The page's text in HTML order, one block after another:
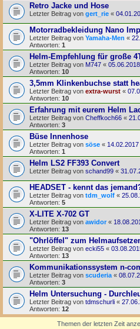
Retro Jacke und Hose
Letzter Beitrag von gert_rie «
Motorradbekleidung Nano
Letzter Beitrag von Yamaha-Men «
Antworten: 1
Helm-Empfehlung für große
Letzter Beitrag von M747 «
Antworten: 10
3,5mm Klinkenbuchse statt
Letzter Beitrag von extra-wurst «
Antworten: 10
Erfahrung mit eurem Helm
Letzter Beitrag von Cheffkoch66 «
Antworten: 3
Büse Innenhose
Letzter Beitrag von söse «
Antworten: 1
Helm LS2 FF393 Convert
Letzter Beitrag von schand99 «
HEADSET - kennt das
Letzter Beitrag von tdm_wolf «
Antworten: 5
X-LITE X-702 GT
Letzter Beitrag von awidor «
Antworten: 13
"Ohrlöffel" zum
Letzter Beitrag von ecki55 «
Antworten: 13
Kommunikationssystem n-
Letzter Beitrag von scuderia «
Antworten: 3
Helm Untersuchung -
Letzter Beitrag von tdmschurli «
Antworten: 12
Themen der letzten Zeit